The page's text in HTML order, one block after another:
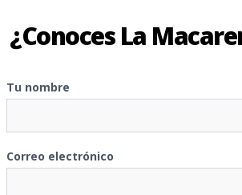
¿Conoces La
Tu nombre
Correo electrónico